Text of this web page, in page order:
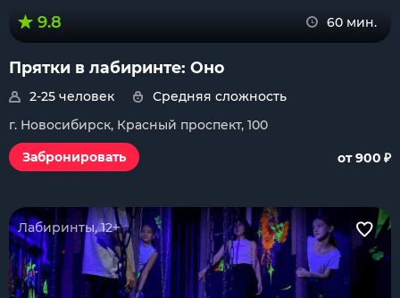
9.8 60 мин.
Прятки в лабиринте: Оно
2-25 человек
Средняя сложность
г. Новосибирск, Красный проспект, 100
Забронировать
от 900 ₽
Лабиринты, 12+